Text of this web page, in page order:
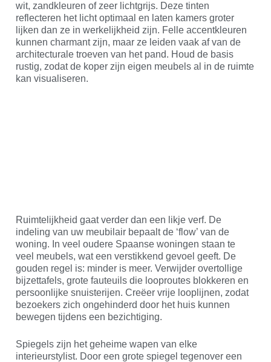
wit, zandkleuren of zeer lichtgrijs. Deze tinten
reflecteren het licht optimaal en laten kamers groter
lijken dan ze in werkelijkheid zijn. Felle accentkleuren
kunnen charmant zijn, maar ze leiden vaak af van de
architecturale troeven van het pand. Houd de basis
rustig, zodat de koper zijn eigen meubels al in de ruimte
kan visualiseren.
Ruimtelijkheid gaat verder dan een likje verf. De
indeling van uw meubilair bepaalt de ‘flow’ van de
woning. In veel oudere Spaanse woningen staan te
veel meubels, wat een verstikkend gevoel geeft. De
gouden regel is: minder is meer. Verwijder overtollige
bijzettafels, grote fauteuils die looproutes blokkeren en
persoonlijke snuisterijen. Creëer vrije looplijnen, zodat
bezoekers zich ongehinderd door het huis kunnen
bewegen tijdens een bezichtiging.
Spiegels zijn het geheime wapen van elke
interieurstylist. Door een grote spiegel tegenover een